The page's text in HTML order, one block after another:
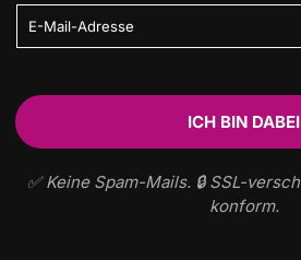
✅ Keine Spam-Mails. 🔒 SSL-
konform.